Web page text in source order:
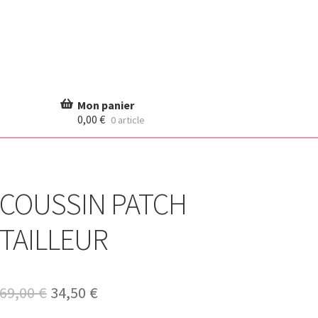
0,00 € 0 article
PATCH
€ Le
34,50 €Le